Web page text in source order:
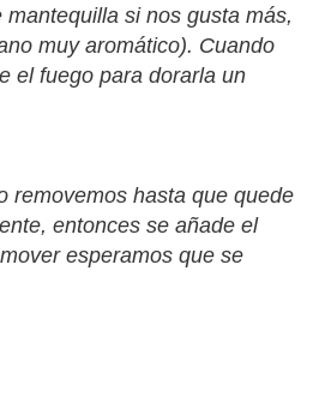
si nos gusta más,
muy aromático). Cuando
el fuego para dorarla un
removemos hasta que quede
entonces se añade el
esperamos que se